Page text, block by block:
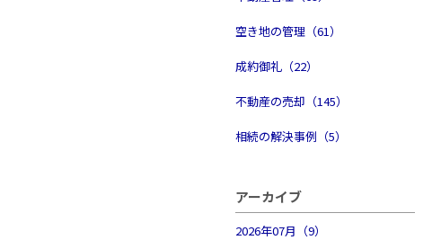
空き地の管理（61）
成約御礼（22）
不動産の売却（145）
相続の解決事例（5）
アーカイブ
2026年07月（9）